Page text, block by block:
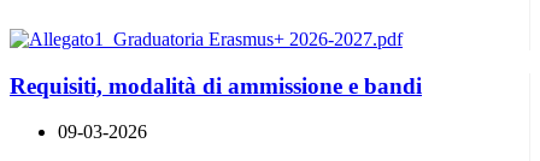
Requisiti, modalità di ammissione e bandi
09-03-2026